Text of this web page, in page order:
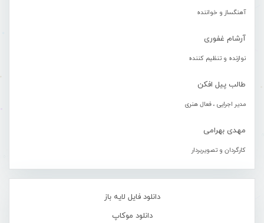
آهنگساز و خواننده
آرشام غفوری
نوازنده و تنظیم کننده
طالب پیل افکن
مدیر اجرایی ، فعال هنری
مهدی بهرامی
کارگردان و تصویربردار
دانلود فایل لایه باز
دانلود موکاپ